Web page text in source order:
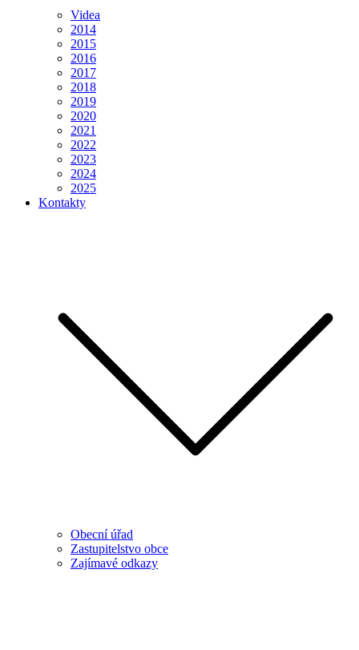
Videa
2014
2015
2016
2017
2018
2019
2020
2021
2022
2023
2024
2025
Kontakty
Obecní úřad
Zastupitelstvo obce
Zajímavé odkazy